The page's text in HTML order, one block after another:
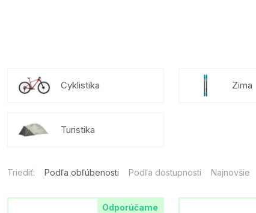
Cyklistika Zima
Turistika
Triediť: Podľa obľúbenosti Podľa dostupnosti Najnovšie
Odporúčame